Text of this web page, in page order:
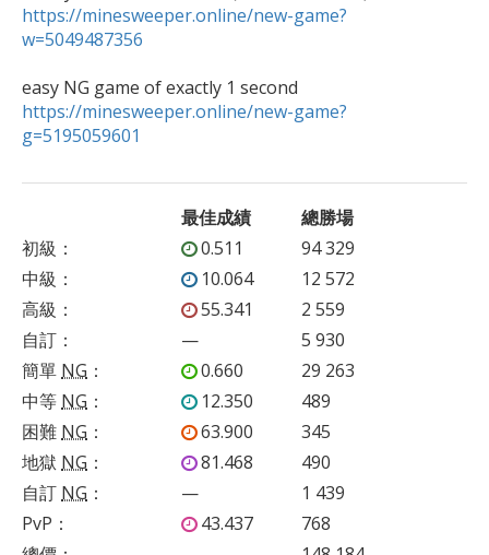
https://minesweeper.online/new-game?
w=5049487356
https://minesweeper.online/new-game?
g=5195059601
最佳成績
總勝場
初級 ： 0.511
94 329
中級 ： 10.064
12 572
高級 ： 55.341
2 559
自訂 ： —
5 930
簡單 NG ： 0.660
29 263
中等 NG ： 12.350
489
困難 NG ： 63.900
345
地獄 NG ： 81.468
490
自訂 NG ： —
1 439
PvP ： 43.437
768